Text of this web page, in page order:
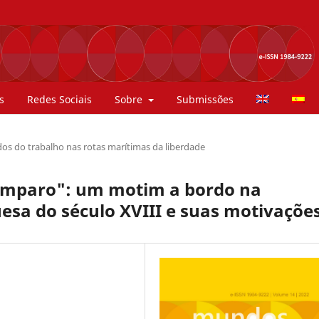
Redes Sociais Sobre Submissões
do trabalho nas rotas marítimas da liberdade
um motim a bordo na
do século XVIII e suas